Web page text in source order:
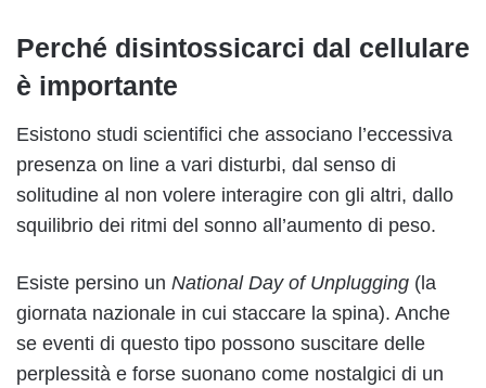
Perché disintossicarci dal cellulare
è importante
Esistono studi scientifici che associano l’eccessiva
presenza on line a vari disturbi, dal senso di
solitudine al non volere interagire con gli altri, dallo
squilibrio dei ritmi del sonno all’aumento di peso.
Esiste persino un National Day of Unplugging (la
giornata nazionale in cui staccare la spina). Anche
se eventi di questo tipo possono suscitare delle
perplessità e forse suonano come nostalgici di un